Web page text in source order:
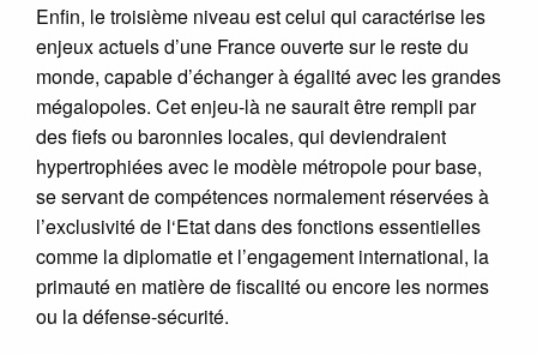
Enfin, le troisième niveau est celui qui caractérise les
enjeux actuels d’une France ouverte sur le reste du
monde, capable d’échanger à égalité avec les grandes
mégalopoles. Cet enjeu-là ne saurait être rempli par
des fiefs ou baronnies locales, qui deviendraient
hypertrophiées avec le modèle métropole pour base,
se servant de compétences normalement réservées à
l’exclusivité de l‘Etat dans des fonctions essentielles
comme la diplomatie et l’engagement international, la
primauté en matière de fiscalité ou encore les normes
ou la défense-sécurité.